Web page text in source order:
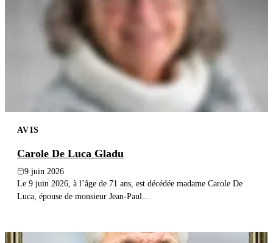
AVIS
Carole De Luca Gladu
9 juin 2026
Le 9 juin 2026, à l’âge de 71 ans, est décédée madame Carole De
Luca, épouse de monsieur Jean-Paul...